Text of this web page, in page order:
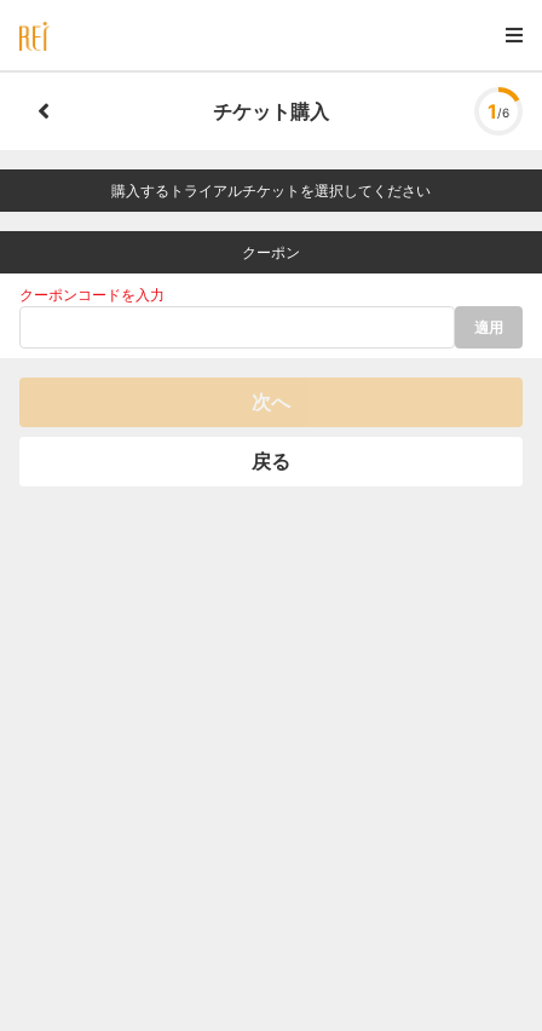
チケット購入 1 /6
購入するトライアルチケットを選択してください
クーポン
クーポンコードを入力
適用
次へ
戻る